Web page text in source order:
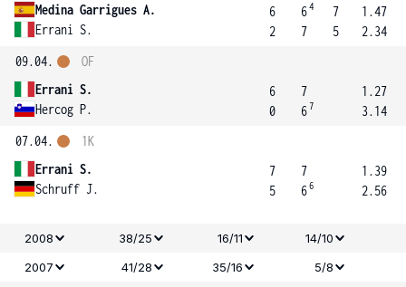
Medina Garrigues A.
Errani S.
6
2
64
7
7
5
1.47
2.34
09.04.
Errani S.
Hercog P.
OF
6
0
7
67
1.27
3.14
07.04.
Errani S.
Schruff J.
1K
7
5
7
66
1.39
2.56
2008 38/25 16/11 14/10
2007
41/28 35/16
5/8